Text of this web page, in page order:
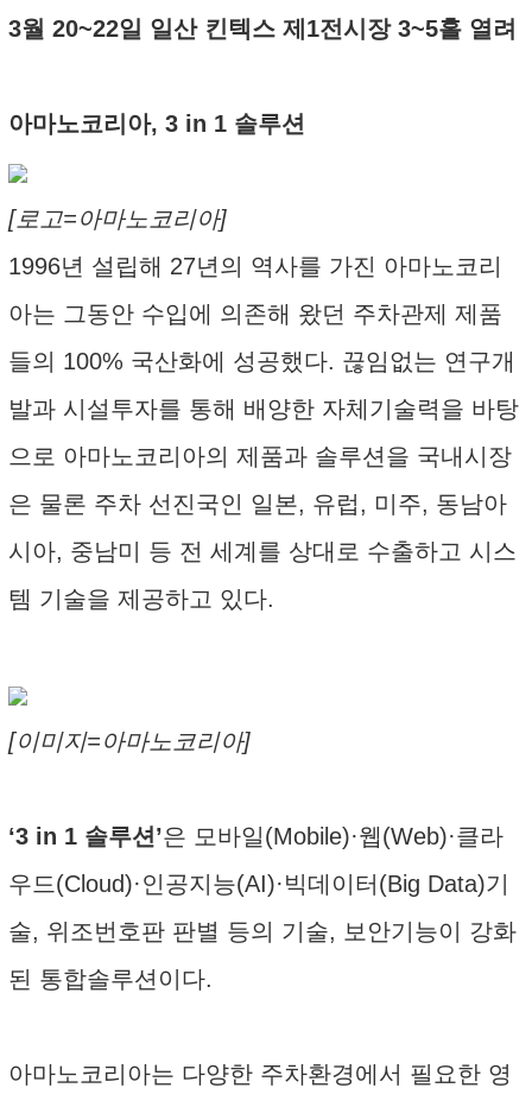
3월 20~22일 일산 킨텍스 제1전시장 3~5홀 열려
아마노코리아, 3 in 1 솔루션
[로고=아마노코리아]
1996년 설립해 27년의 역사를 가진 아마노코리
아는 그동안 수입에 의존해 왔던 주차관제 제품
들의 100% 국산화에 성공했다. 끊임없는 연구개
발과 시설투자를 통해 배양한 자체기술력을 바탕
으로 아마노코리아의 제품과 솔루션을 국내시장
은 물론 주차 선진국인 일본, 유럽, 미주, 동남아
시아, 중남미 등 전 세계를 상대로 수출하고 시스
템 기술을 제공하고 있다.
[이미지=아마노코리아]
‘3 in 1 솔루션’은 모바일(Mobile)·웹(Web)·클라
우드(Cloud)·인공지능(AI)·빅데이터(Big Data)기
술, 위조번호판 판별 등의 기술, 보안기능이 강화
된 통합솔루션이다.
아마노코리아는 다양한 주차환경에서 필요한 영